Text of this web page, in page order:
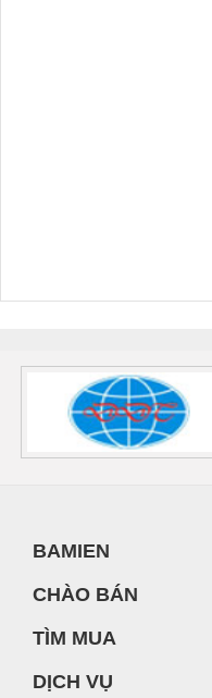
BAMIEN
CHÀO BÁN
TÌM MUA
DỊCH VỤ